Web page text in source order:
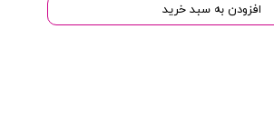
افزودن به سبد خرید